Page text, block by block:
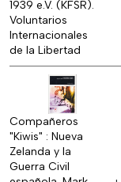
1939 e.V. (KFSR).
Voluntarios
Internacionales
de la Libertad
Compañeros
"Kiwis" : Nueva
Zelanda y la
Guerra Civil